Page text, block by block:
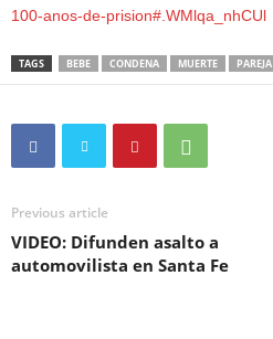
100-anos-de-prision#.WMlqa_nhCUl
TAGS BEBE CONDENA MUERTE PAREJA
Previous article
VIDEO: Difunden asalto a
automovilista en Santa Fe